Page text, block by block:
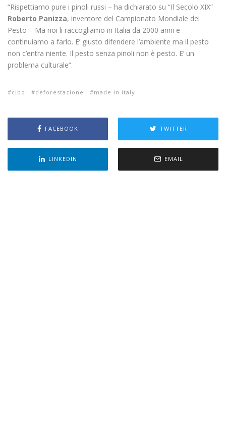
“Rispettiamo pure i pinoli russi – ha dichiarato su “Il Secolo XIX”
Roberto Panizza, inventore del Campionato Mondiale del
Pesto – Ma noi li raccogliamo in Italia da 2000 anni e
continuiamo a farlo. E’ giusto difendere l’ambiente ma il pesto
non c’entra niente. Il pesto senza pinoli non è pesto. E’ un
problema culturale”.
cibo deforestazione made in italy
FACEBOOK TWITTER
LINKEDIN EMAIL